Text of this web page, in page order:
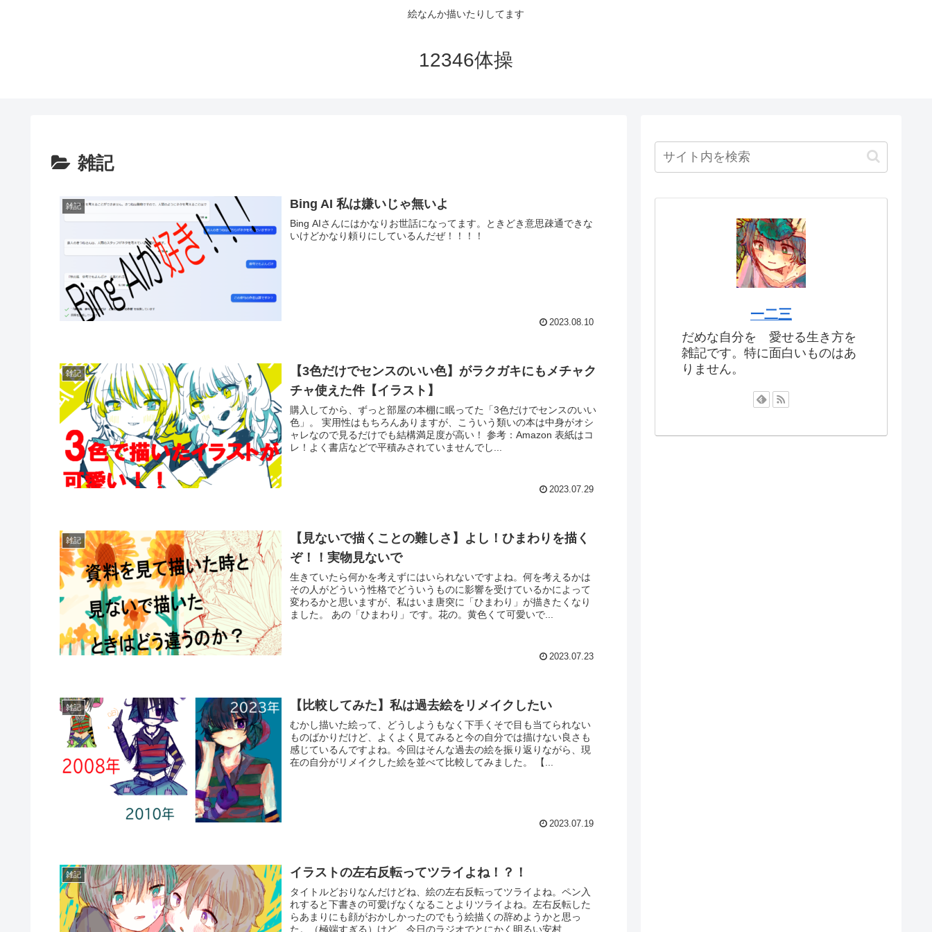
絵なんか描いたりしてます
12346体操
雑記
雑記 Bing AI 私は嫌いじゃ無いよ
Bing AIさんにはかなりお世話になってます。ときどき意思疎通できな
いけどかなり頼りにしているんだぜ！！！！
2023.08.10
雑記
【3色だけでセンスのいい色】がラクガキにもメチャク
チャ使えた件【イラスト】
購入してから、ずっと部屋の本棚に眠ってた「3色だけでセンスのいい
色」。 実用性はもちろんありますが、こういう類いの本は中身がオシ
ャレなので見るだけでも結構満足度が高い！ 参考：Amazon 表紙はコ
レ！よく書店などで平積みされていませんでし...
2023.07.29
雑記
【見ないで描くことの難しさ】よし！ひまわりを描く
ぞ！！実物見ないで
生きていたら何かを考えずにはいられないですよね。何を考えるかは
その人がどういう性格でどういうものに影響を受けているかによって
変わるかと思いますが、私はいま唐突に「ひまわり」が描きたくなり
ました。 あの「ひまわり」です。花の。黄色くて可愛いで...
2023.07.23
雑記 【比較してみた】私は過去絵をリメイクしたい
むかし描いた絵って、どうしようもなく下手くそで目も当てられない
ものばかりだけど、よくよく見てみると今の自分では描けない良さも
感じているんですよね。今回はそんな過去の絵を振り返りながら、現
在の自分がリメイクした絵を並べて比較してみました。 【...
2023.07.19
雑記 イラストの左右反転ってツライよね！？！
タイトルどおりなんだけどね、絵の左右反転ってツライよね。ペン入
れすると下書きの可愛げなくなることよりツライよね。左右反転した
らあまりにも顔がおかしかったのでもう絵描くの辞めようかと思っ
た。（極端すぎる）けど、今日のラジオでとにかく明るい安村...
一二三
だめな自分を 愛せる生き方を
雑記です。特に面白いものはあ
りません。